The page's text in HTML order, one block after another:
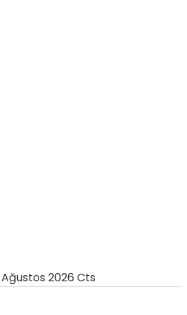
2026 Cts